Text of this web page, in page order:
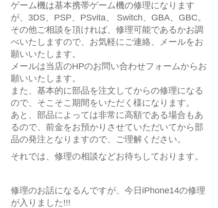
ゲーム機は基本携帯ゲーム機の修理になります
が、3DS、PSP、PSvita、 Switch、GBA、GBC。
その他ご相談を頂ければ、修理可能であるかお調
べいたしますので、お気軽にご連絡、メールをお
願いいたします。
メールは当店のHPのお問い合わせフォームからお
願いいたします。
また、基本的に部品を注文してからの修理になる
ので、そこそこ期間をいただく様になります。
あと、部品によっては非常に高額である場合もあ
るので、前金をお預かりさせていただいてから部
品の発注となりますので、ご理解ください。
それでは、修理の相談などお待ちしております。
修理のお話になるんですが、今日iPhone14の修理
が入りました!!!